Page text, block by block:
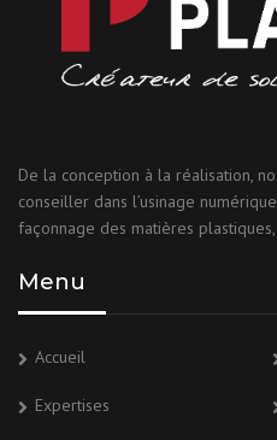
De la conception à la réalisation,
conseiller dans l’usinage
façonnage des matières
Menu
Accueil
Expertises